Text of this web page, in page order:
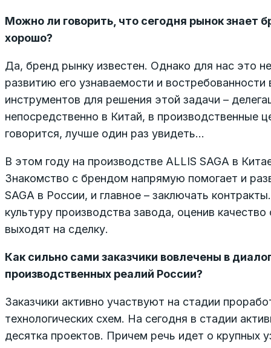
Можно ли говорить, что сегодня рынок знает
хорошо?
Да, бренд рынку известен. Однако для нас это
развитию его узнаваемости и
инструментов для решения этой задачи –
непосредственно в Китай, в производственные
говорится, лучше один раз увидеть…
В этом году на производстве ALLIS SAGA в
Знакомство с брендом напрямую помогает и
SAGA в России, и главное – заключать
культуру производства завода, оценив
выходят на сделку.
Как сильно сами заказчики вовлечены в
производственных реалий России?
Заказчики активно участвуют на стадии
технологических схем. На сегодня в стадии
десятка проектов. Причем речь идет о крупных